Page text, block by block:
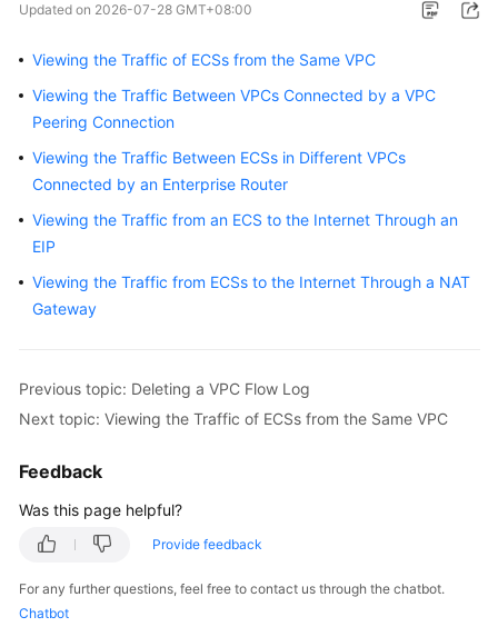
Overview
Getting
Started
Guide
Best
Practices
Reference
Reference
Glossary
More
Updated on 2026-07-28 GMT+08:00
Viewing the Traffic of ECSs from the Same VPC
Viewing the Traffic Between VPCs Connected by a VPC
Peering Connection
Viewing the Traffic Between ECSs in Different VPCs
Connected by an Enterprise Router
Viewing the Traffic from an ECS to the Internet Through an
EIP
Viewing the Traffic from ECSs to the Internet Through a NAT
Gateway
Previous topic: Deleting a VPC Flow Log
Next topic: Viewing the Traffic of ECSs from the Same VPC
Feedback
Was this page helpful?
Provide feedback
For any further questions, feel free to contact us through the chatbot.
Chatbot